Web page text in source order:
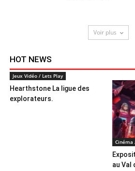
Voir plus
HOT NEWS
Jeux Vidéo / Lets Play
Hearthstone La ligue des
explorateurs.
Cinéma
au Val